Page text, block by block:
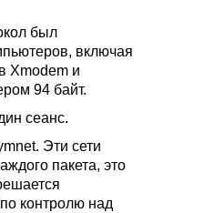
был
включая
Xmodem и
94 байт.
сеанс.
Эти сети
пакета, это
контролю над